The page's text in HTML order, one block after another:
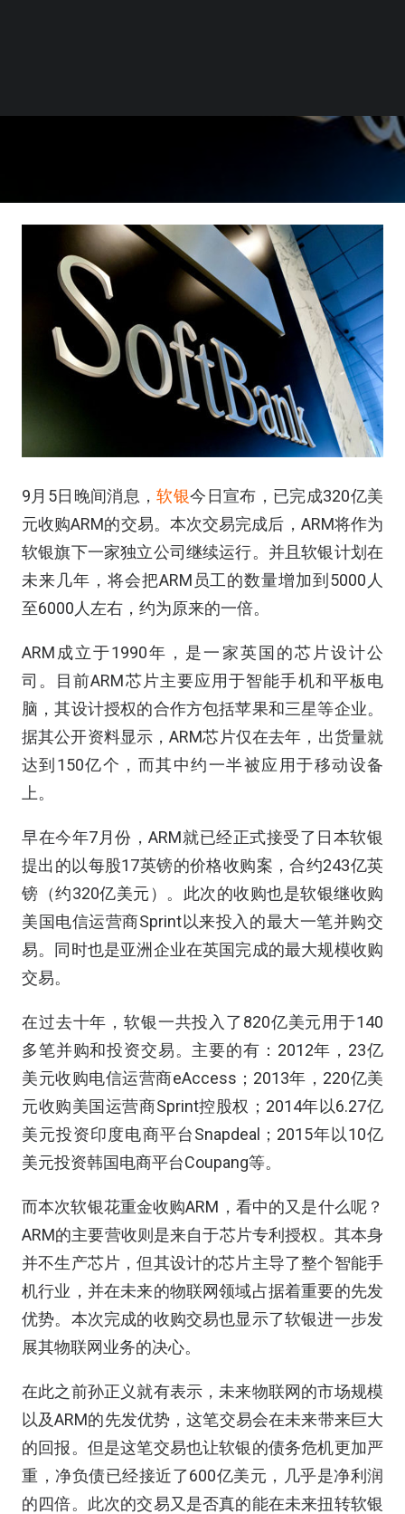
9月5日晚间消息，软银今日宣布，已完成320亿美
元收购ARM的交易。本次交易完成后，ARM将作为
软银旗下一家独立公司继续运行。并且软银计划在
未来几年，将会把ARM员工的数量增加到5000人
至6000人左右，约为原来的一倍。
ARM成立于1990年，是一家英国的芯片设计公
司。目前ARM芯片主要应用于智能手机和平板电
脑，其设计授权的合作方包括苹果和三星等企业。
据其公开资料显示，ARM芯片仅在去年，出货量就
达到150亿个，而其中约一半被应用于移动设备
上。
早在今年7月份，ARM就已经正式接受了日本软银
提出的以每股17英镑的价格收购案，合约243亿英
镑（约320亿美元）。此次的收购也是软银继收购
美国电信运营商Sprint以来投入的最大一笔并购交
易。同时也是亚洲企业在英国完成的最大规模收购
交易。
在过去十年，软银一共投入了820亿美元用于140
多笔并购和投资交易。主要的有：2012年，23亿
美元收购电信运营商eAccess；2013年，220亿美
元收购美国运营商Sprint控股权；2014年以6.27亿
美元投资印度电商平台Snapdeal；2015年以10亿
美元投资韩国电商平台Coupang等。
而本次软银花重金收购ARM，看中的又是什么呢？
ARM的主要营收则是来自于芯片专利授权。其本身
并不生产芯片，但其设计的芯片主导了整个智能手
机行业，并在未来的物联网领域占据着重要的先发
优势。本次完成的收购交易也显示了软银进一步发
展其物联网业务的决心。
在此之前孙正义就有表示，未来物联网的市场规模
以及ARM的先发优势，这笔交易会在未来带来巨大
的回报。但是这笔交易也让软银的债务危机更加严
重，净负债已经接近了600亿美元，几乎是净利润
的四倍。此次的交易又是否真的能在未来扭转软银